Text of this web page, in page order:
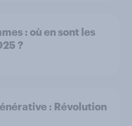
: où en sont les
?
: Révolution